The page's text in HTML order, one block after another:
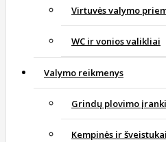
Virtuvės valymo
WC ir vonios valikliai
Valymo reikmenys
Grindų plovimo
Kempinės ir šveistukai